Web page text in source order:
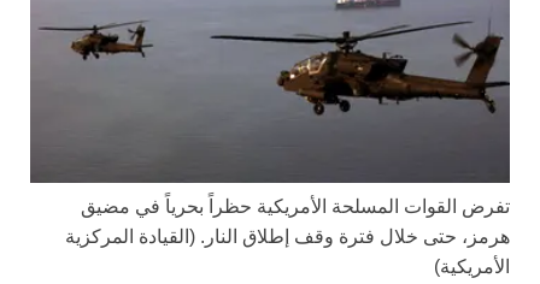
تفرض القوات المسلحة الأمريكية حظراً بحرياً في مضيق
هرمز، حتى خلال فترة وقف إطلاق النار. (القيادة المركزية
الأمريكية)